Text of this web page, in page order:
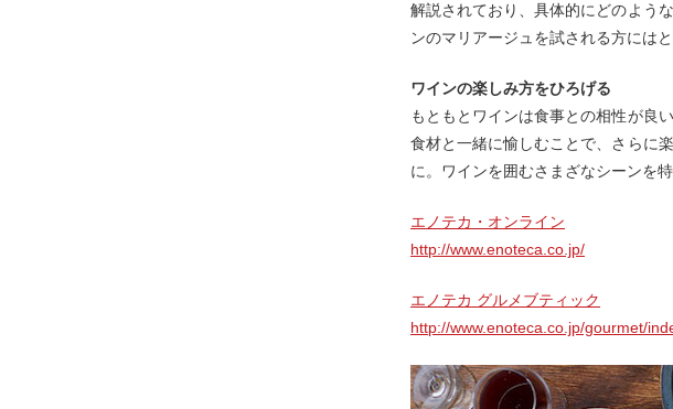
解説されており、具体的にどのよう
ンのマリアージュを試される方にはと
ワインの楽しみ方をひろげる
もともとワインは食事との相性が良
食材と一緒に愉しむことで、さらに
に。ワインを囲むさまざなシーンを
エノテカ・オンライン
http://www.enoteca.co.jp/
エノテカ グルメブティック
http://www.enoteca.co.jp/gourmet/